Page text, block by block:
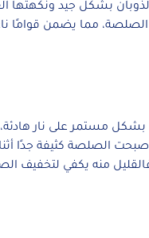
بشكل جيد ونكهتها
مما يضمن قوامًا
بشكل مستمر على نار
الصلصة كثيفة جدًا
منه يكفي لتخفيف